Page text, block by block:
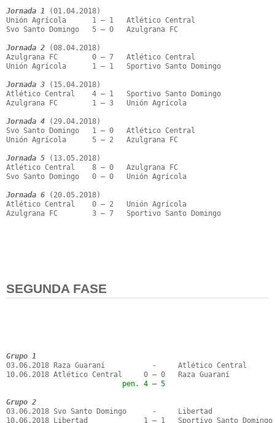
Jornada 1 (01.04.2018)
Unión Agrícola      1 – 1   Atlético Central
Svo Santo Domingo   5 – 0   Azulgrana FC
Jornada 2 (08.04.2018)
Azulgrana FC        0 – 7   Atlético Central
Unión Agrícola      1 – 1   Sportivo Santo Domingo
Jornada 3 (15.04.2018)
Atlético Central    4 – 1   Sportivo Santo Domingo
Azulgrana FC        1 – 3   Unión Agrícola
Jornada 4 (29.04.2018)
Svo Santo Domingo   1 – 0   Atlético Central
Unión Agrícola      5 – 2   Azulgrana FC
Jornada 5 (13.05.2018)
Atlético Central    8 – 0   Azulgrana FC
Svo Santo Domingo   0 – 0   Unión Agrícola
Jornada 6 (20.05.2018)
Atlético Central    0 – 2   Unión Agrícola
Azulgrana FC        3 – 7   Sportivo Santo Domingo
SEGUNDA FASE
Grupo 1
03.06.2018 Raza Guaraní           -     Atlético Central
                           pen. 4 – 5
Grupo 2
03.06.2018 Svo Santo Domingo      -     Libertad